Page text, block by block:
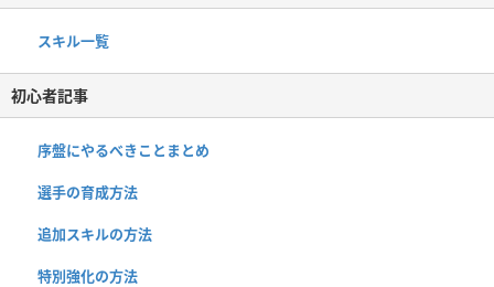
スキル一覧
初心者記事
序盤にやるべきことまとめ
選手の育成方法
追加スキルの方法
特別強化の方法